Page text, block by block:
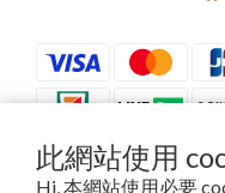
此網站使用
Hi, 本網站使用必要